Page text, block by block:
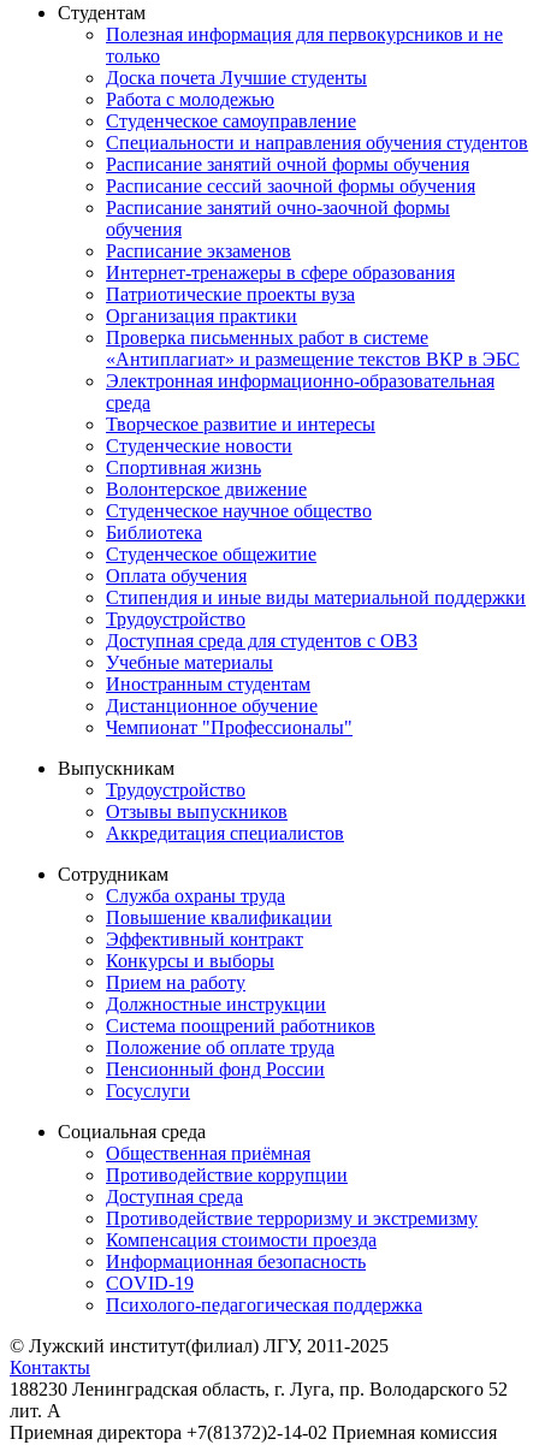
Студентам
Полезная информация для первокурсников и не
только
Доска почета Лучшие студенты
Работа с молодежью
Студенческое самоуправление
Специальности и направления обучения студентов
Расписание занятий очной формы обучения
Расписание сессий заочной формы обучения
Расписание занятий очно-заочной формы
обучения
Расписание экзаменов
Интернет-тренажеры в сфере образования
Патриотические проекты вуза
Организация практики
Проверка письменных работ в системе
«Антиплагиат» и размещение текстов ВКР в ЭБС
Электронная информационно-образовательная
среда
Творческое развитие и интересы
Студенческие новости
Спортивная жизнь
Волонтерское движение
Студенческое научное общество
Библиотека
Студенческое общежитие
Оплата обучения
Стипендия и иные виды материальной поддержки
Трудоустройство
Доступная среда для студентов с ОВЗ
Учебные материалы
Иностранным студентам
Дистанционное обучение
Чемпионат "Профессионалы"
Выпускникам
Трудоустройство
Отзывы выпускников
Аккредитация специалистов
Сотрудникам
Служба охраны труда
Повышение квалификации
Эффективный контракт
Конкурсы и выборы
Прием на работу
Должностные инструкции
Система поощрений работников
Положение об оплате труда
Пенсионный фонд России
Госуслуги
Социальная среда
Общественная приёмная
Противодействие коррупции
Доступная среда
Противодействие терроризму и экстремизму
Компенсация стоимости проезда
Информационная безопасность
COVID-19
Психолого-педагогическая поддержка
© Лужский институт(филиал) ЛГУ, 2011-2025
Контакты
188230 Ленинградская область, г. Луга, пр. Володарского 52
лит. А
Приемная директора +7(81372)2-14-02 Приемная комиссия